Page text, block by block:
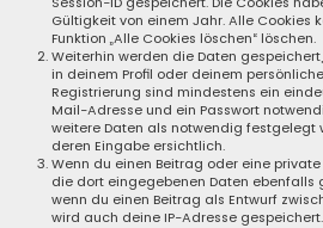
Gültigkeit von einem Jahr. Alle Cookies
Funktion „Alle Cookies löschen“ löschen.
Weiterhin werden die Daten
in deinem Profil oder deinem
Registrierung sind mindestens ein
Mail-Adresse und ein Passwort
weitere Daten als notwendig festgelegt
deren Eingabe ersichtlich.
Wenn du einen Beitrag oder eine
die dort eingegebenen Daten ebenfalls
wenn du einen Beitrag als Entwurf
wird auch deine IP-Adresse